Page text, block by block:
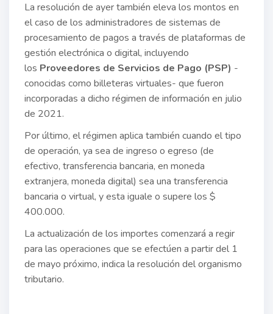
La resolución de ayer también eleva los montos en
el caso de los administradores de sistemas de
procesamiento de pagos a través de plataformas de
gestión electrónica o digital, incluyendo
los Proveedores de Servicios de Pago (PSP) -
conocidas como billeteras virtuales- que fueron
incorporadas a dicho régimen de información en julio
de 2021.
Por último, el régimen aplica también cuando el tipo
de operación, ya sea de ingreso o egreso (de
efectivo, transferencia bancaria, en moneda
extranjera, moneda digital) sea una transferencia
bancaria o virtual, y esta iguale o supere los $
400.000.
La actualización de los importes comenzará a regir
para las operaciones que se efectúen a partir del 1
de mayo próximo, indica la resolución del organismo
tributario.